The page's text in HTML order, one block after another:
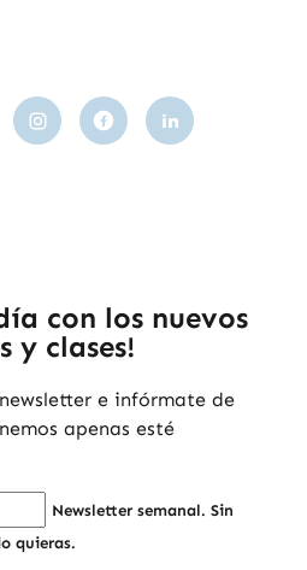
con los nuevos
y clases!
e infórmate de
apenas esté
Newsletter semanal. Sin
quieras.